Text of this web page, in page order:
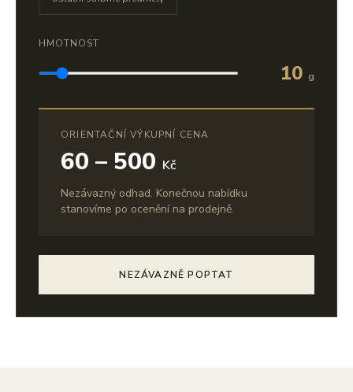
HMOTNOST
10 g
ORIENTAČNÍ VÝKUPNÍ CENA
60 – 500 Kč
Nezávazný odhad. Konečnou nabídku
stanovíme po ocenění na prodejně.
NEZÁVAZNĚ POPTAT